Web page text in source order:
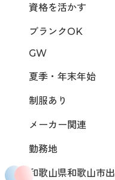
資格を活かす
ブランクOK
GW
夏季・年末年始
制服あり
メーカー関連
勤務地
和歌山県和歌山市